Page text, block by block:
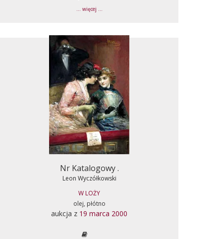
... więcej ...
Nr Katalogowy .
Leon Wyczółkowski
W LOŻY
olej, płótno
aukcja z 19 marca 2000